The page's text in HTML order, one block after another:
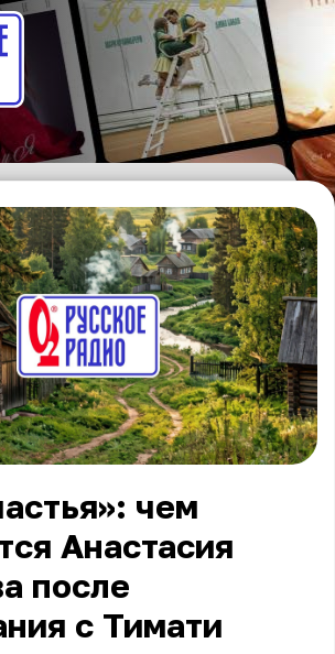
чем
Анастасия
после
с Тимати